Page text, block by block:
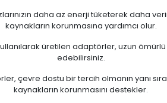
daha az enerji tüketerek daha
kaynakların korunmasına yardımcı olur.
üretilen adaptörler, uzun ömürlü
edebilirsiniz.
çevre dostu bir tercih olmanın yanı
kaynakların korunmasını destekler.